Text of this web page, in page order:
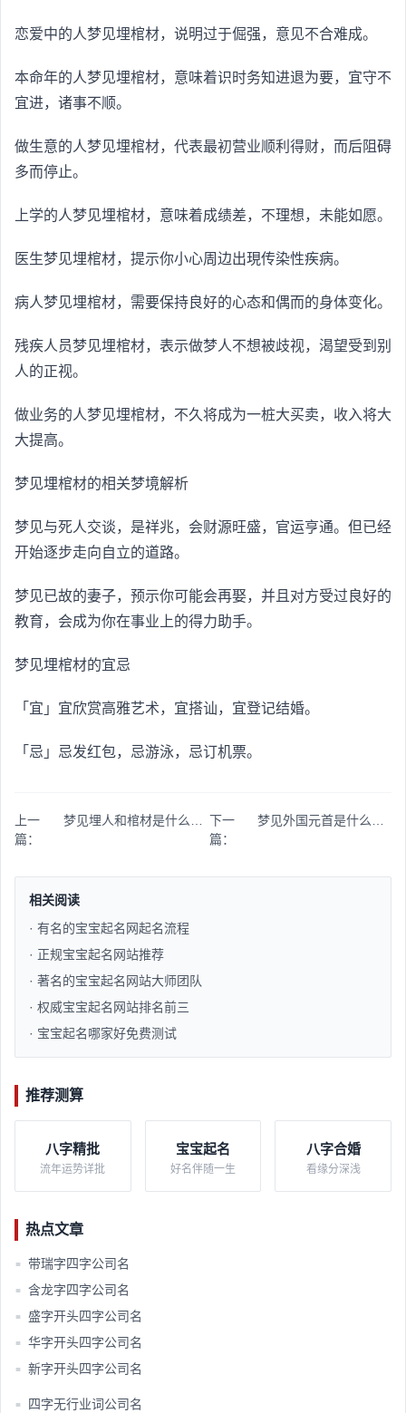
恋爱中的人梦见埋棺材，说明过于倔强，意见不合难成。
本命年的人梦见埋棺材，意味着识时务知进退为要，宜守不
宜进，诸事不顺。
做生意的人梦见埋棺材，代表最初营业顺利得财，而后阻碍
多而停止。
上学的人梦见埋棺材，意味着成绩差，不理想，未能如愿。
医生梦见埋棺材，提示你小心周边出現传染性疾病。
病人梦见埋棺材，需要保持良好的心态和偶而的身体变化。
残疾人员梦见埋棺材，表示做梦人不想被歧视，渴望受到别
人的正视。
做业务的人梦见埋棺材，不久将成为一桩大买卖，收入将大
大提高。
梦见埋棺材的相关梦境解析
梦见与死人交谈，是祥兆，会财源旺盛，官运亨通。但已经
开始逐步走向自立的道路。
梦见已故的妻子，预示你可能会再娶，并且对方受过良好的
教育，会成为你在事业上的得力助手。
梦见埋棺材的宜忌
「宜」宜欣赏高雅艺术，宜搭讪，宜登记结婚。
「忌」忌发红包，忌游泳，忌订机票。
上一
篇：
梦见埋人和棺材是什么意思 下一
篇：
梦见外国元首是什么意思
相关阅读
· 有名的宝宝起名网起名流程​
· 正规宝宝起名网站推荐​
· 著名的宝宝起名网站大师团队​
· 权威宝宝起名网站排名前三​
· 宝宝起名哪家好免费测试​
推荐测算
八字精批
流年运势详批
宝宝起名
好名伴随一生
八字合婚
看缘分深浅
热点文章
■ 带瑞字四字公司名
■ 含龙字四字公司名
■ 盛字开头四字公司名
■ 华字开头四字公司名
■ 新字开头四字公司名
■ 四字无行业词公司名